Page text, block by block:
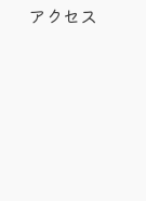
アクセス